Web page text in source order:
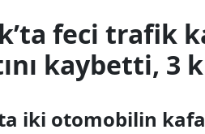
feci trafik
kaybetti, 3
iki otomobilin